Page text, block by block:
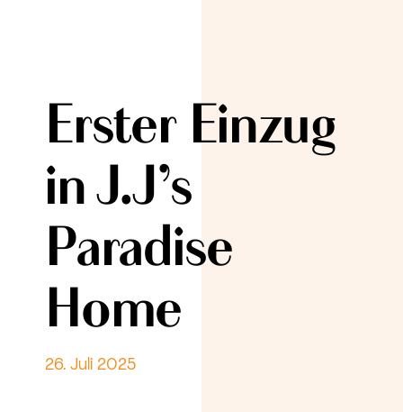
Erster Einzug
in J.J’s
Paradise
Home
26. Juli 2025